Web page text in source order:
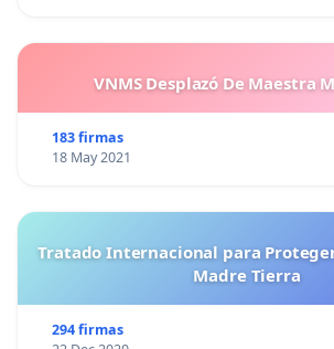
VNMS Desplazó De Maestra
183 firmas
18 May 2021
Tratado Internacional para
Madre Tierra
294 firmas